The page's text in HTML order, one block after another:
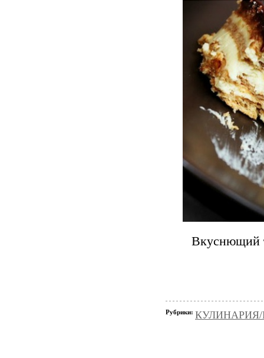
Вкуснющий
Рубрики: КУЛИНАРИЯ/